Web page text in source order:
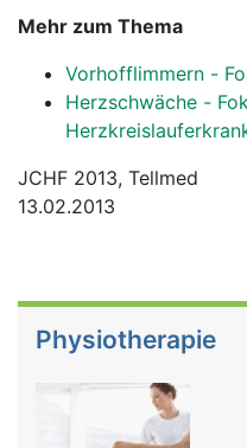
Mehr zum Thema
Vorhofflimmern -
Herzschwäche -
JCHF 2013, Tellmed
13.02.2013
Physiotherapie